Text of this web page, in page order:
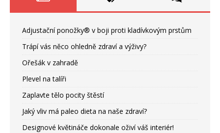
Adjustační ponožky® v boji proti kladívkovým prstům
Trápí vás něco ohledně zdraví a výživy?
Ořešák v zahradě
Plevel na talíři
Zaplavte tělo pocity štěstí
Jaký vliv má paleo dieta na naše zdraví?
Designové květináče dokonale oživí váš interiér!